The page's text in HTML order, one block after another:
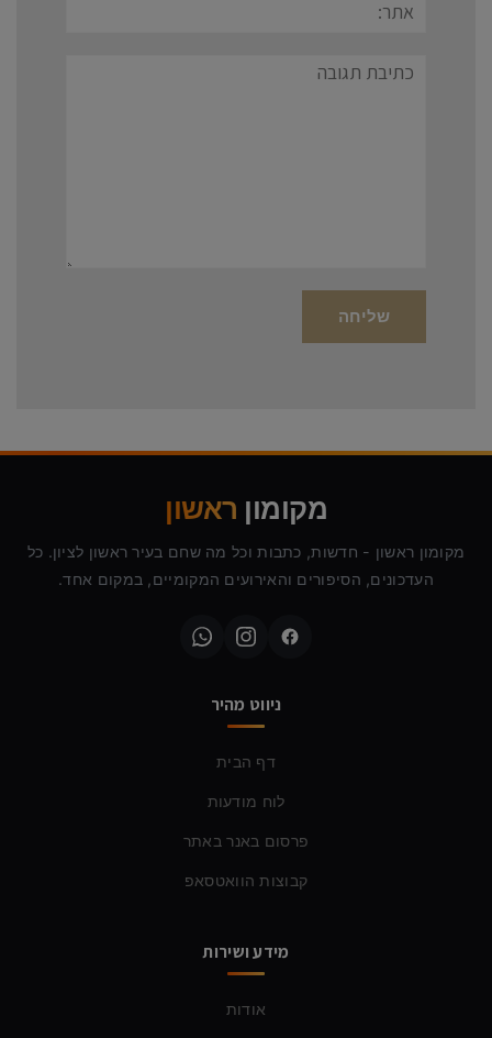
תגובה
מקומון ראשון
מקומון ראשון - חדשות, כתבות וכל מה שחם בעיר ראשון לציון. כל
העדכונים, הסיפורים והאירועים המקומיים, במקום אחד.
ניווט מהיר
דף הבית
לוח מודעות
פרסום באנר באתר
קבוצות הוואטסאפ
מידע ושירות
אודות